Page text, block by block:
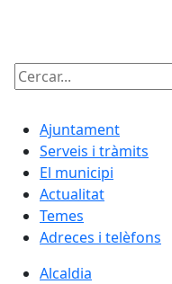
Cercar:
Ajuntament
Serveis i tràmits
El municipi
Actualitat
Temes
Adreces i telèfons
Alcaldia